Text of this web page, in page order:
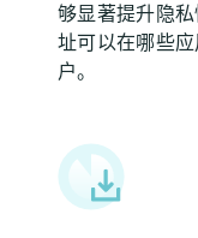
够显著提升隐
址可以在哪些
户。